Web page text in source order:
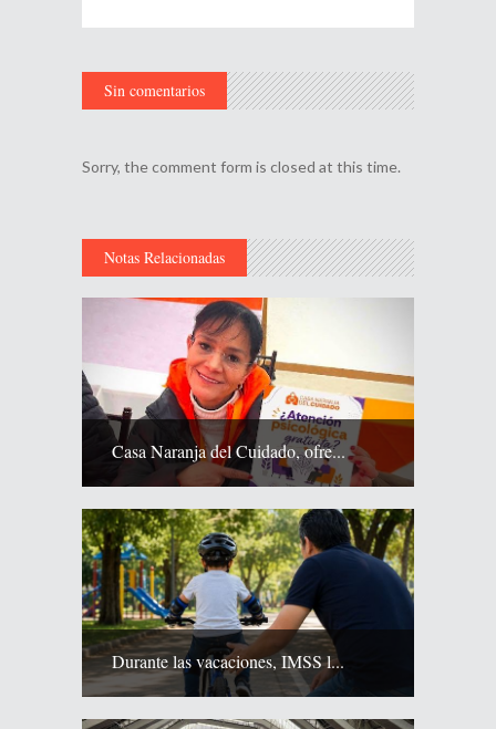
Sin comentarios
Sorry, the comment form is closed at this time.
Notas Relacionadas
Casa Naranja del Cuidado, ofre...
Durante las vacaciones, IMSS l...